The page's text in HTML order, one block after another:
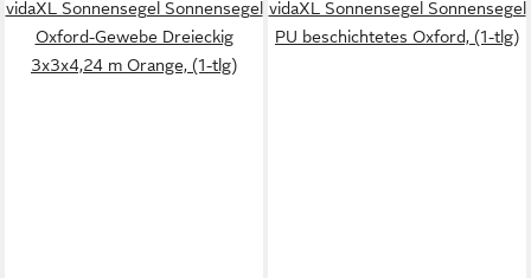
vidaXL Sonnensegel Sonnensegel
Oxford-Gewebe Dreieckig
3x3x4,24 m Orange, (1-tlg)
vidaXL Sonnensegel Sonnensegel
PU beschichtetes Oxford, (1-tlg)